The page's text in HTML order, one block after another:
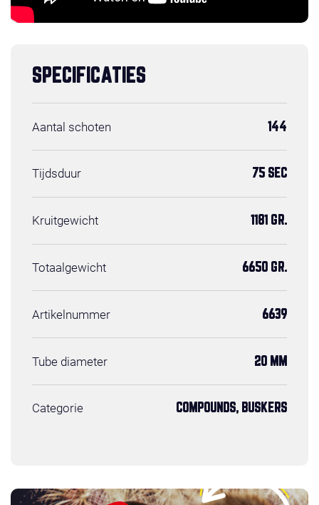
SPECIFICATIES
Aantal schoten 144
Tijdsduur 75 SEC
Kruitgewicht 1181 GR.
Totaalgewicht 6650 GR.
Artikelnummer 6639
Tube diameter 20 MM
Categorie COMPOUNDS, BUSKERS